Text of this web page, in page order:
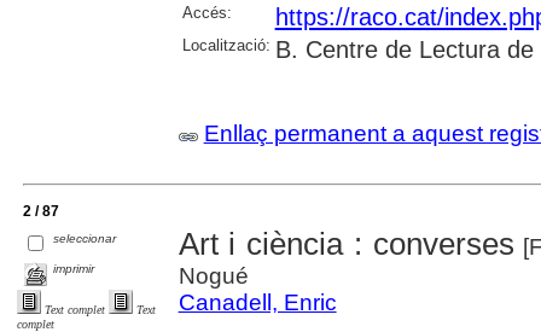
Accés: https://raco.cat/
Localització: B. Centre de Lectura de
Enllaç permanent a aquest
2 / 87
seleccionar
imprimir
Text complet
Text
complet
Art i ciència : converses
Nogué
Canadell, Enric